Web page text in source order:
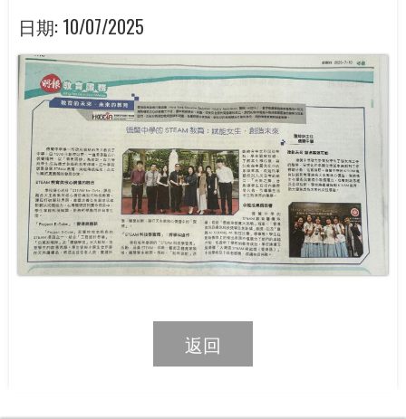
日期: 10/07/2025
返回